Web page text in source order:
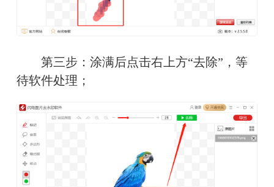
第三步：涂满后点击右上方“去除”，等
待软件处理；